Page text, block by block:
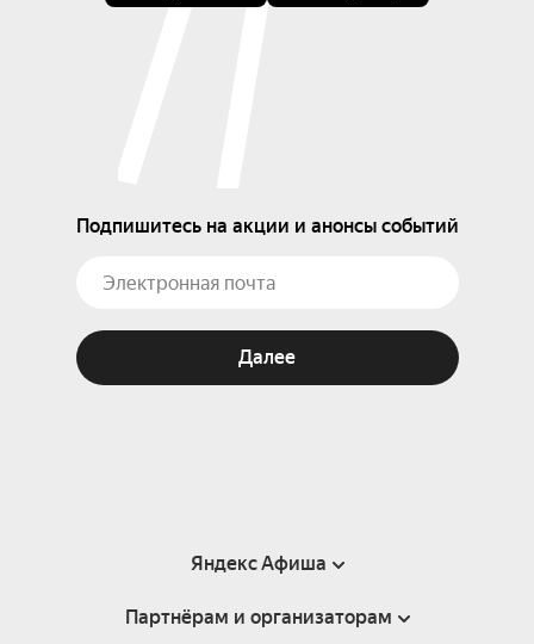
Подпишитесь на акции и анонсы событий
Далее
Яндекс Афиша
Справка
Партнёрам и организаторам